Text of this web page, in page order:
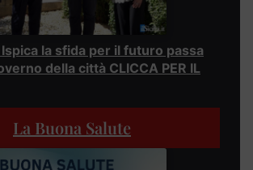
Ispica la sfida per il futuro passa
della città CLICCA PER IL
La Buona Salute